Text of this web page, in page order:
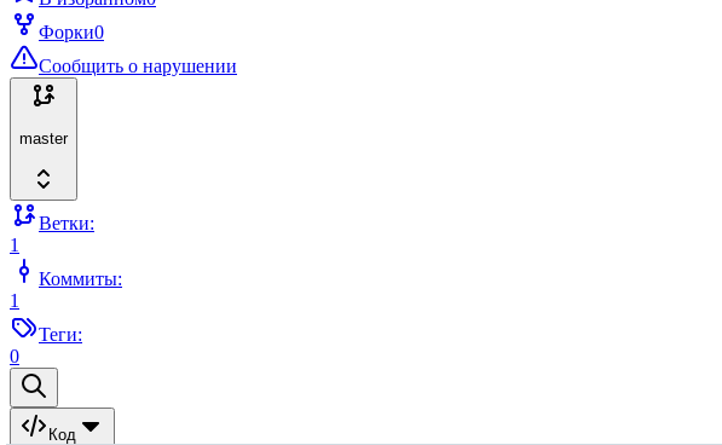
Форки0
Сообщить о нарушении
master
Ветки:
1
Коммиты:
1
Теги:
0
Код